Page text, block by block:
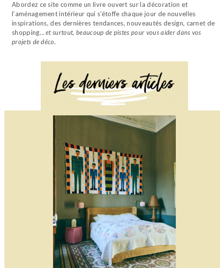
Abordez ce site comme un livre ouvert sur la décoration et
l’aménagement intérieur qui s’étoffe chaque jour de nouvelles
inspirations, des dernières tendances, nouveautés design, carnet de
shopping…et surtout, beaucoup de pistes pour vous aider dans vos
projets de déco.